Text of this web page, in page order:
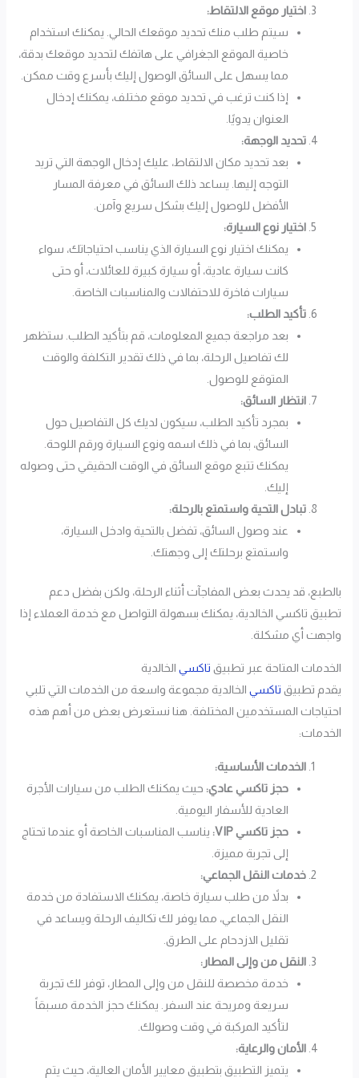
اختيار موقع الالتقاط:
سيتم طلب منك تحديد موقعك الحالي. يمكنك استخدام
خاصية الموقع الجغرافي على هاتفك لتحديد موقعك بدقة،
مما يسهل على السائق الوصول إليك بأسرع وقت ممكن.
إذا كنت ترغب في تحديد موقع مختلف، يمكنك إدخال
العنوان يدويًا.
تحديد الوجهة:
بعد تحديد مكان الالتقاط، عليك إدخال الوجهة التي تريد
التوجه إليها. يساعد ذلك السائق في معرفة المسار
الأفضل للوصول إليك بشكل سريع وآمن.
اختيار نوع السيارة:
يمكنك اختيار نوع السيارة الذي يناسب احتياجاتك، سواء
كانت سيارة عادية، أو سيارة كبيرة للعائلات، أو حتى
سيارات فاخرة للاحتفالات والمناسبات الخاصة.
تأكيد الطلب:
بعد مراجعة جميع المعلومات، قم بتأكيد الطلب. ستظهر
لك تفاصيل الرحلة، بما في ذلك تقدير التكلفة والوقت
المتوقع للوصول.
انتظار السائق:
بمجرد تأكيد الطلب، سيكون لديك كل التفاصيل حول
السائق، بما في ذلك اسمه ونوع السيارة ورقم اللوحة.
يمكنك تتبع موقع السائق في الوقت الحقيقي حتى وصوله
إليك.
تبادل التحية واستمتع بالرحلة:
عند وصول السائق، تفضل بالتحية وادخل السيارة،
واستمتع برحلتك إلى وجهتك.
بالطبع، قد يحدث بعض المفاجآت أثناء الرحلة، ولكن بفضل دعم
تطبيق تاكسي الخالدية، يمكنك بسهولة التواصل مع خدمة العملاء إذا
واجهت أي مشكلة.
الخدمات المتاحة عبر تطبيق تاكسي الخالدية
يقدم تطبيق تاكسي الخالدية مجموعة واسعة من الخدمات التي تلبي
احتياجات المستخدمين المختلفة. هنا نستعرض بعض من أهم هذه
الخدمات:
الخدمات الأساسية:
حجز تاكسي عادي: حيث يمكنك الطلب من سيارات الأجرة
العادية للأسفار اليومية.
حجز تاكسي VIP:
يناسب المناسبات الخاصة أو عندما تحتاج
إلى تجربة مميزة.
خدمات النقل الجماعي:
بدلاً من طلب سيارة خاصة، يمكنك الاستفادة من خدمة
النقل الجماعي، مما يوفر لك تكاليف الرحلة ويساعد في
تقليل الازدحام على الطرق.
النقل من وإلى المطار:
خدمة مخصصة للنقل من وإلى المطار، توفر لك تجربة
سريعة ومريحة عند السفر. يمكنك حجز الخدمة مسبقاً
لتأكيد المركبة في وقت وصولك.
الأمان والرعاية:
يتميز التطبيق بتطبيق معايير الأمان العالية، حيث يتم